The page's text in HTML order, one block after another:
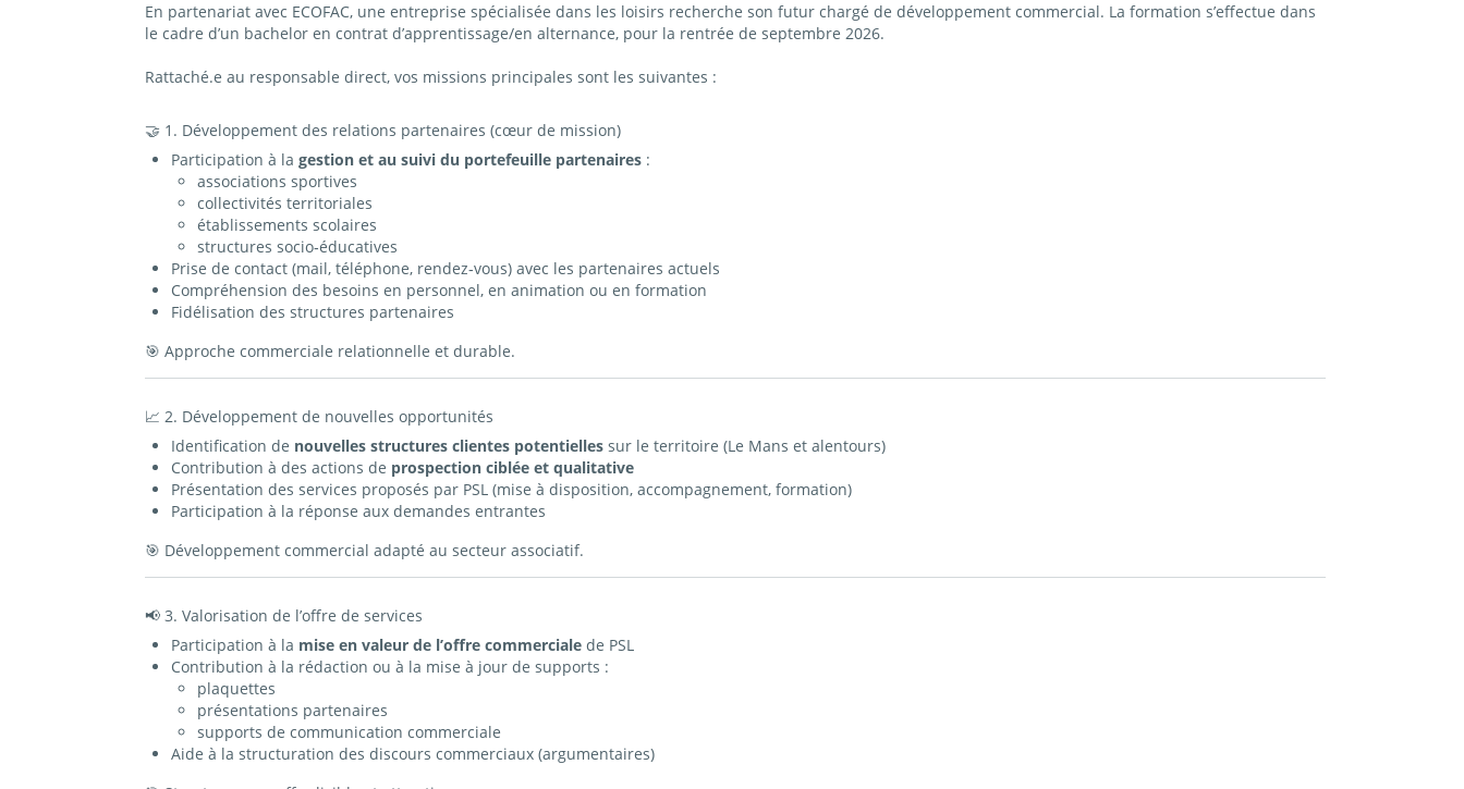
En partenariat avec ECOFAC, une entreprise spécialisée dans les loisirs recherche son futur chargé de développement commercial. La formation s’effectue dans
le cadre d’un bachelor en contrat d’apprentissage/en alternance, pour la rentrée de septembre 2026.
Rattaché.e au responsable direct, vos missions principales sont les suivantes :
🤝 1. Développement des relations partenaires (cœur de mission)
Participation à la gestion et au suivi du portefeuille partenaires:
associations sportives
collectivités territoriales
établissements scolaires
structures socio‑éducatives
Prise de contact (mail, téléphone, rendez‑vous) avec les partenaires actuels
Compréhension des besoins en personnel, en animation ou en formation
Fidélisation des structures partenaires
🎯 Approche commerciale relationnelle et durable.
📈 2. Développement de nouvelles opportunités
Identification de nouvelles structures clientes potentiellessur le territoire (Le Mans et alentours)
Contribution à des actions de prospection ciblée et qualitative
Présentation des services proposés par PSL (mise à disposition, accompagnement, formation)
Participation à la réponse aux demandes entrantes
🎯 Développement commercial adapté au secteur associatif.
📢 3. Valorisation de l’offre de services
Participation à la mise en valeur de l’offre commercialede PSL
Contribution à la rédaction ou à la mise à jour de supports :
plaquettes
présentations partenaires
supports de communication commerciale
Aide à la structuration des discours commerciaux (argumentaires)